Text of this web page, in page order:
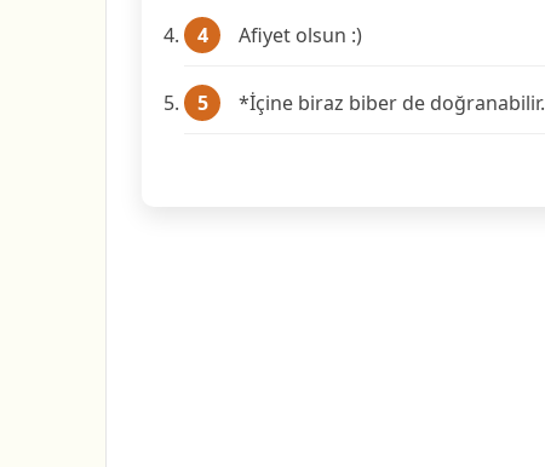
Afiyet olsun :)
*İçine biraz biber de doğranabilir.